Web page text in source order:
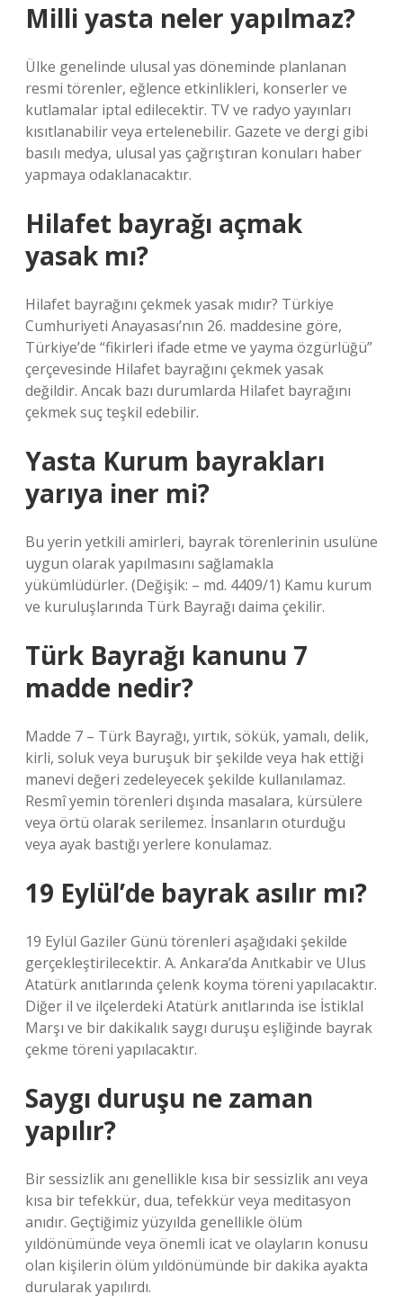
Milli yasta neler yapılmaz?
Ülke genelinde ulusal yas döneminde planlanan
resmi törenler, eğlence etkinlikleri, konserler ve
kutlamalar iptal edilecektir. TV ve radyo yayınları
kısıtlanabilir veya ertelenebilir. Gazete ve dergi gibi
basılı medya, ulusal yas çağrıştıran konuları haber
yapmaya odaklanacaktır.
Hilafet bayrağı açmak
yasak mı?
Hilafet bayrağını çekmek yasak mıdır? Türkiye
Cumhuriyeti Anayasası’nın 26. maddesine göre,
Türkiye’de “fikirleri ifade etme ve yayma özgürlüğü”
çerçevesinde Hilafet bayrağını çekmek yasak
değildir. Ancak bazı durumlarda Hilafet bayrağını
çekmek suç teşkil edebilir.
Yasta Kurum bayrakları
yarıya iner mi?
Bu yerin yetkili amirleri, bayrak törenlerinin usulüne
uygun olarak yapılmasını sağlamakla
yükümlüdürler. (Değişik: – md. 4409/1) Kamu kurum
ve kuruluşlarında Türk Bayrağı daima çekilir.
Türk Bayrağı kanunu 7
madde nedir?
Madde 7 – Türk Bayrağı, yırtık, sökük, yamalı, delik,
kirli, soluk veya buruşuk bir şekilde veya hak ettiği
manevi değeri zedeleyecek şekilde kullanılamaz.
Resmî yemin törenleri dışında masalara, kürsülere
veya örtü olarak serilemez. İnsanların oturduğu
veya ayak bastığı yerlere konulamaz.
19 Eylül’de bayrak asılır mı?
19 Eylül Gaziler Günü törenleri aşağıdaki şekilde
gerçekleştirilecektir. A. Ankara’da Anıtkabir ve Ulus
Atatürk anıtlarında çelenk koyma töreni yapılacaktır.
Diğer il ve ilçelerdeki Atatürk anıtlarında ise İstiklal
Marşı ve bir dakikalık saygı duruşu eşliğinde bayrak
çekme töreni yapılacaktır.
Saygı duruşu ne zaman
yapılır?
Bir sessizlik anı genellikle kısa bir sessizlik anı veya
kısa bir tefekkür, dua, tefekkür veya meditasyon
anıdır. Geçtiğimiz yüzyılda genellikle ölüm
yıldönümünde veya önemli icat ve olayların konusu
olan kişilerin ölüm yıldönümünde bir dakika ayakta
durularak yapılırdı.